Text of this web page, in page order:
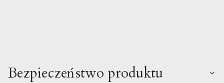
Bezpieczeństwo produktu